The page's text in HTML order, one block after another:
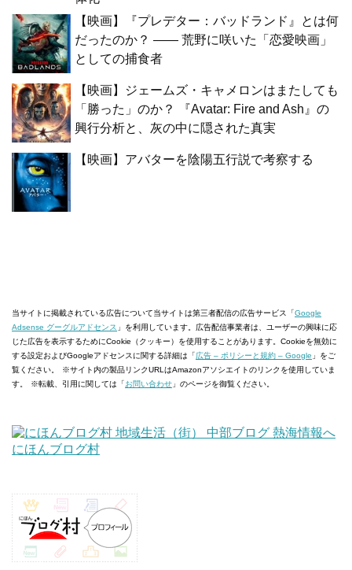
【映画】『プレデター：バッドランド』とは何
だったのか？ —— 荒野に咲いた「恋愛映画」
としての捕食者
【映画】ジェームズ・キャメロンはまたしても
「勝った」のか？ 『Avatar: Fire and Ash』の
興行分析と、灰の中に隠された真実
【映画】アバターを陰陽五行説で考察する
当サイトに掲載されている広告について当サイトは第三者配信の広告サービス「Google
Adsense グーグルアドセンス 」を利用しています。広告配信事業者は、ユーザーの興味に応
じた広告を表示するためにCookie（クッキー）を使用することがあります。Cookieを無効に
する設定およびGoogleアドセンスに関する詳細は「広告 – ポリシーと規約 – Google 」をご
覧ください。
※サイト内の製品リンクURLはAmazonアソシエイトのリンクを使用していま
す。
※転載、引用に関しては「お問い合わせ 」のページを御覧ください。
にほんブログ村